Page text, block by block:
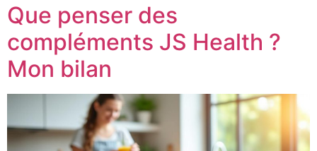
Que penser des
compléments JS Health ?
Mon bilan